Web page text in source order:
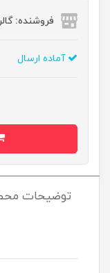
فروشنده:
آماده ارسال
توضیحات